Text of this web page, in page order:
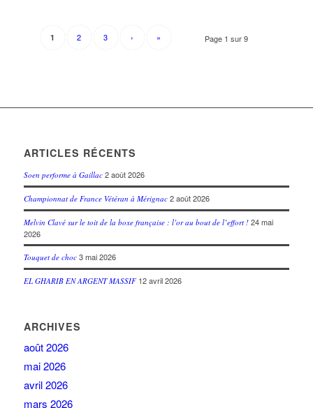
Page 1 sur 9
1 2 3 › »
ARTICLES RÉCENTS
Soen performe à Gaillac 2 août 2026
Championnat de France Vétéran à Mérignac 2 août 2026
Melvin Clavé sur le toit de la boxe française : l’or au bout de l’effort ! 24 mai
2026
Touquet de choc 3 mai 2026
EL GHARIB EN ARGENT MASSIF 12 avril 2026
ARCHIVES
août 2026
mai 2026
avril 2026
mars 2026